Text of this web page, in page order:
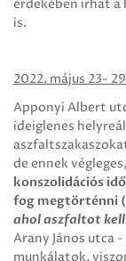
érdekében írhat
is.
2022. május 23-
Apponyi Albert
ideiglenes
de ennek végleges,
konszolidációs
fog megtörténni
ahol aszfaltot
Arany János utca
munkálatok,